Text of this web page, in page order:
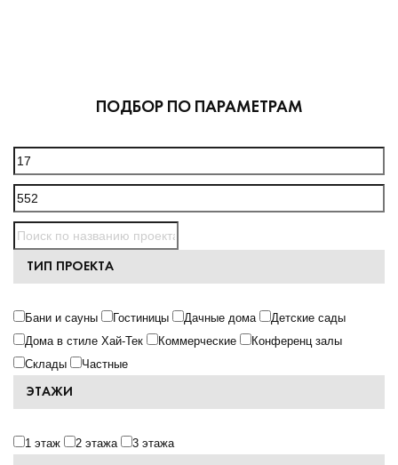
ПОДБОР ПО ПАРАМЕТРАМ
ТИП ПРОЕКТА
Бани и сауны Гостиницы Дачные дома
Детские сады
Дома в стиле Хай-Тек
Коммерческие
Конференц залы
Склады
Частные
ЭТАЖИ
1 этаж 2 этажа 3 этажа